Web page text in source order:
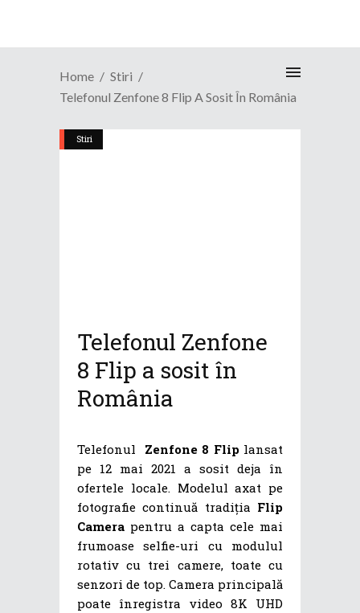
Home
Stiri
Telefonul Zenfone 8 Flip A Sosit În România
Stiri
Telefonul Zenfone
8 Flip a sosit în
România
Telefonul Zenfone 8 Fliplansat
pe 12 mai 2021 a sosit deja în
ofertele locale. Modelul axat pe
fotografie continuă tradiția Flip
Camera pentru a capta cele mai
frumoase selfie-uri cu modulul
rotativ cu trei camere, toate cu
senzori de top. Camera principală
poate înregistra video 8K UHD